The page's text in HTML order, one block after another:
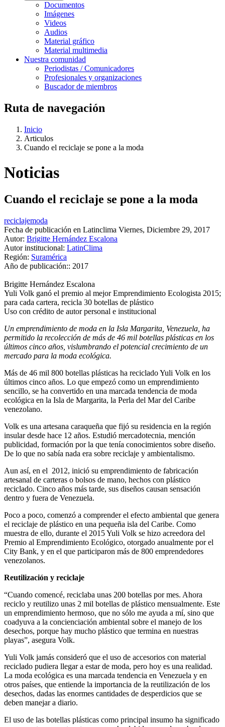
Documentos
Imágenes
Videos
Audios
Material gráfico
Material multimedia
Nuestra comunidad
Periodistas / Comunicadores
Profesionales y organizaciones
Buscador de miembros
Ruta de navegación
Inicio
Articulos
Cuando el reciclaje se pone a la moda
Noticias
Cuando el reciclaje se pone a la moda
reciclajemoda
Fecha de publicación en Latinclima Viernes, Diciembre 29, 2017
Autor: Brigitte Hernández Escalona
Autor institucional: LatinClima
Región: Suramérica
Año de publicación:: 2017
Brigitte Hernández Escalona
Yuli Volk ganó el premio al mejor Emprendimiento Ecologista 2015;
para cada cartera, recicla 30 botellas de plástico
Uso con crédito de autor personal e institucional
Un emprendimiento de moda en la Isla Margarita, Venezuela, ha
permitido la recolección de más de 46 mil botellas plásticas en los
últimos cinco años, vislumbrando el potencial crecimiento de un
mercado para la moda ecológica.
Más de 46 mil 800 botellas plásticas ha reciclado Yuli Volk en los
últimos cinco años. Lo que empezó como un emprendimiento
sencillo, se ha convertido en una marcada tendencia de moda
ecológica en la Isla de Margarita, la Perla del Mar del Caribe
venezolano.
Volk es una artesana caraqueña que fijó su residencia en la región
insular desde hace 12 años. Estudió mercadotecnia, mención
publicidad, formación por la que tenía conocimientos sobre diseño.
De lo que no sabía nada era sobre reciclaje y ambientalismo.
Aun así, en el 2012, inició su emprendimiento de fabricación
artesanal de carteras o bolsos de mano, hechos con plástico
reciclado. Cinco años más tarde, sus diseños causan sensación
dentro y fuera de Venezuela.
Poco a poco, comenzó a comprender el efecto ambiental que genera
el reciclaje de plástico en una pequeña isla del Caribe. Como
muestra de ello, durante el 2015 Yuli Volk se hizo acreedora del
Premio al Emprendimiento Ecológico, otorgado anualmente por el
City Bank, y en el que participaron más de 800 emprendedores
venezolanos.
Reutilización y reciclaje
“Cuando comencé, reciclaba unas 200 botellas por mes. Ahora
reciclo y reutilizo unas 2 mil botellas de plástico mensualmente. Este
un emprendimiento hermoso, que no sólo me ayuda a mí, sino que
coadyuva a la concienciación ambiental sobre el manejo de los
desechos, porque hay mucho plástico que termina en nuestras
playas”, asegura Volk.
Yuli Volk jamás consideró que el uso de accesorios con material
reciclado pudiera llegar a estar de moda, pero hoy es una realidad.
La moda ecológica es una marcada tendencia en Venezuela y en
otros países, que entiende la importancia de la reutilización de los
desechos, dadas las enormes cantidades de desperdicios que se
deben manejar a diario.
El uso de las botellas plásticas como principal insumo ha significado